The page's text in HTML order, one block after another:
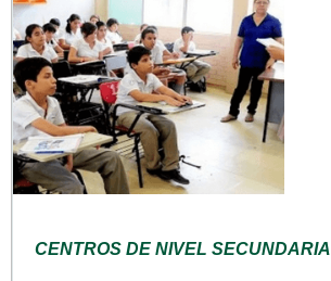
CENTROS DE NIVEL SECUNDARIA